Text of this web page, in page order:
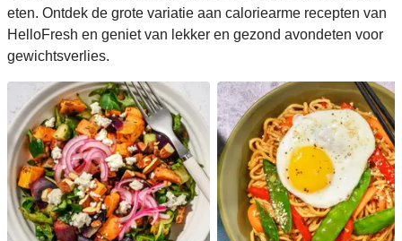
eten. Ontdek de grote variatie aan caloriearme recepten van
HelloFresh en geniet van lekker en gezond avondeten voor
gewichtsverlies.